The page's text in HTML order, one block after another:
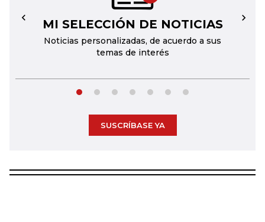
MI SELECCIÓN DE NOTICIAS
Noticias personalizadas, de acuerdo a sus
temas de interés
← →
SUSCRÍBASE YA